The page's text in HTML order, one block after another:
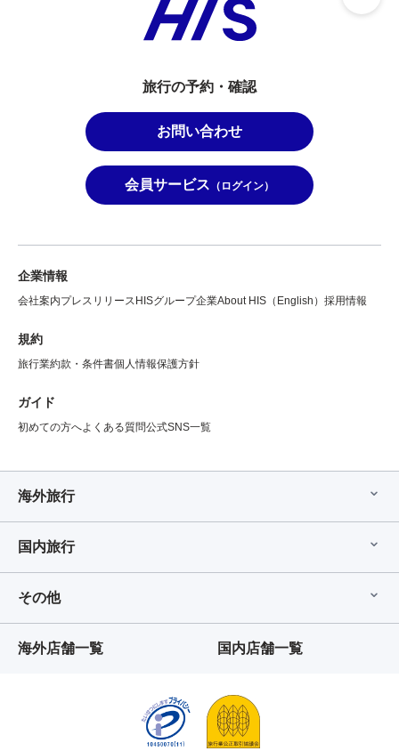
旅行の予約・確認
お問い合わせ
会員サービス （ログイン）
企業情報
会社案内プレスリリース HISグループ企業About HIS（English） 採用情報
規約
旅行業約款・条件書個人情報保護方針
ガイド
初めての方へよくある質問公式SNS一覧
海外旅行
国内旅行
その他
海外店舗一覧 国内店舗一覧